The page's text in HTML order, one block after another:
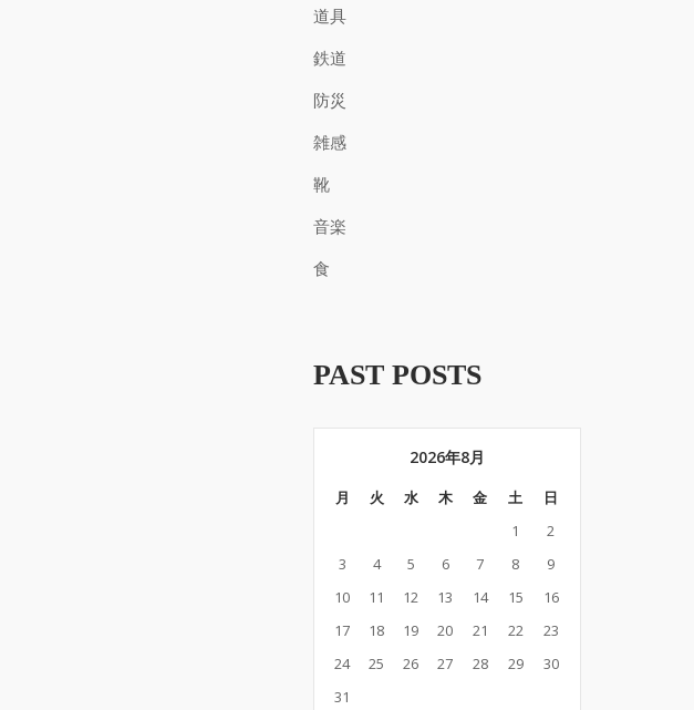
道具
鉄道
防災
雑感
靴
音楽
食
PAST POSTS
2026年8月
月 火 水 木 金 土
日
1
2
3
4 5 6 7 8
9
10
11 12 13 14 15
16
17
18 19 20 21 22
23
24
25 26 27 28 29
30
31